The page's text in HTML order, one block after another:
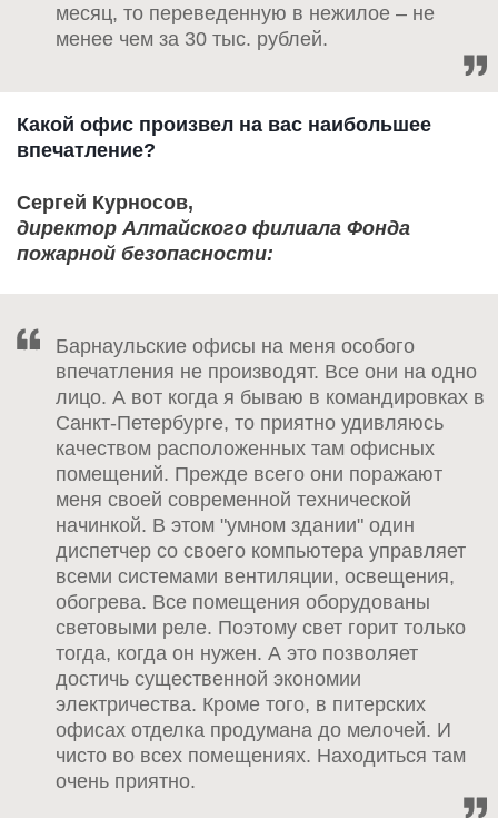
месяц, то переведенную в нежилое – не
менее чем за 30 тыс. рублей.
Какой офис произвел на вас наибольшее
впечатление?
Сергей Курносов,
директор Алтайского филиала Фонда
пожарной безопасности:
Барнаульские офисы на меня особого
впечатления не производят. Все они на одно
лицо. А вот когда я бываю в командировках в
Санкт-Петербурге, то приятно удивляюсь
качеством расположенных там офисных
помещений. Прежде всего они поражают
меня своей современной технической
начинкой. В этом "умном здании" один
диспетчер со своего компьютера управляет
всеми системами вентиляции, освещения,
обогрева. Все помещения оборудованы
световыми реле. Поэтому свет горит только
тогда, когда он нужен. А это позволяет
достичь существенной экономии
электричества. Кроме того, в питерских
офисах отделка продумана до мелочей. И
чисто во всех помещениях. Находиться там
очень приятно.